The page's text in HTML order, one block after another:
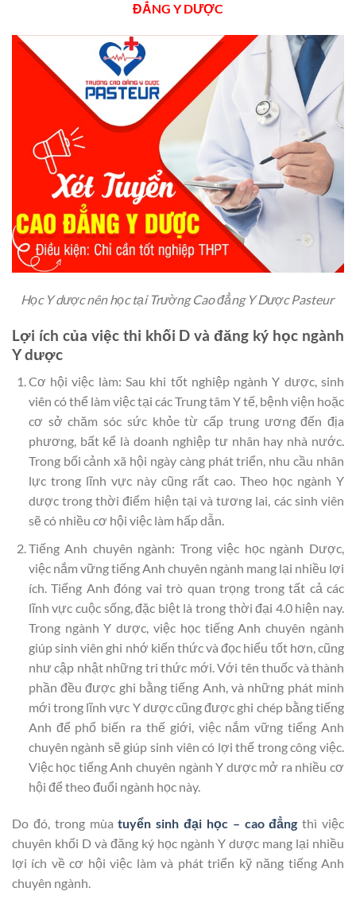
ĐẲNG Y DƯỢC
Học Y dược nên học tại Trường Cao đẳng Y Dược Pasteur
Lợi ích của việc thi khối D và đăng ký học ngành
Y dược
Cơ hội việc làm: Sau khi tốt nghiệp ngành Y dược, sinh
viên có thể làm việc tại các Trung tâm Y tế, bệnh viện hoặc
cơ sở chăm sóc sức khỏe từ cấp trung ương đến địa
phương, bất kể là doanh nghiệp tư nhân hay nhà nước.
Trong bối cảnh xã hội ngày càng phát triển, nhu cầu nhân
lực trong lĩnh vực này cũng rất cao. Theo học ngành Y
dược trong thời điểm hiện tại và tương lai, các sinh viên
sẽ có nhiều cơ hội việc làm hấp dẫn.
Tiếng Anh chuyên ngành: Trong việc học ngành Dược,
việc nắm vững tiếng Anh chuyên ngành mang lại nhiều lợi
ích. Tiếng Anh đóng vai trò quan trọng trong tất cả các
lĩnh vực cuộc sống, đặc biệt là trong thời đại 4.0 hiện nay.
Trong ngành Y dược, việc học tiếng Anh chuyên ngành
giúp sinh viên ghi nhớ kiến thức và đọc hiểu tốt hơn, cũng
như cập nhật những tri thức mới. Với tên thuốc và thành
phần đều được ghi bằng tiếng Anh, và những phát minh
mới trong lĩnh vực Y dược cũng được ghi chép bằng tiếng
Anh để phổ biến ra thế giới, việc nắm vững tiếng Anh
chuyên ngành sẽ giúp sinh viên có lợi thế trong công việc.
Việc học tiếng Anh chuyên ngành Y dược mở ra nhiều cơ
hội để theo đuổi ngành học này.
Do đó, trong mùatuyển sinh đại học – cao đẳng thì việc
chuyên khối D và đăng ký học ngành Y dược mang lại nhiều
lợi ích về cơ hội việc làm và phát triển kỹ năng tiếng Anh
chuyên ngành.